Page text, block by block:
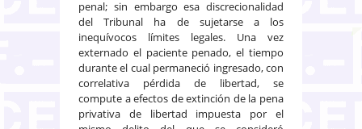
penal; sin embargo esa discrecionalidad
del Tribunal ha de sujetarse a los
inequívocos límites legales. Una vez
externado el paciente penado, el tiempo
durante el cual permaneció ingresado, con
correlativa pérdida de libertad, se
compute a efectos de extinción de la pena
privativa de libertad impuesta por el